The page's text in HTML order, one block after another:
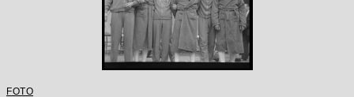
FOTO